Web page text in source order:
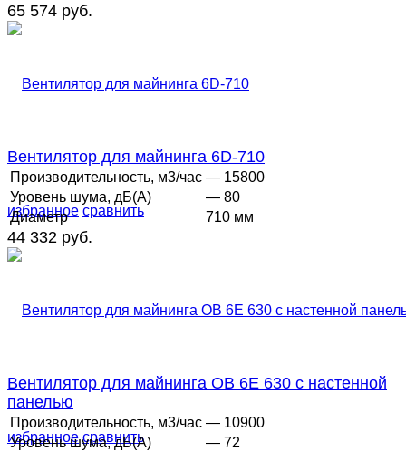
65 574 руб.
избранное сравнить
Вентилятор для майнинга 6D-710
Производительность, м3/час — 15800
Уровень шума, дБ(А)
— 80
Диаметр
710 мм
44 332 руб.
избранное сравнить
Вентилятор для майнинга ОВ 6Е 630 с настенной
панелью
Производительность, м3/час — 10900
Уровень шума, дБ(А)
— 72